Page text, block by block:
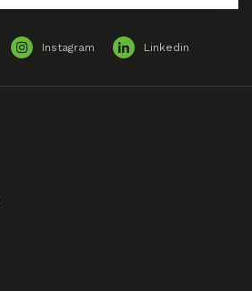
Instagram Linkedin